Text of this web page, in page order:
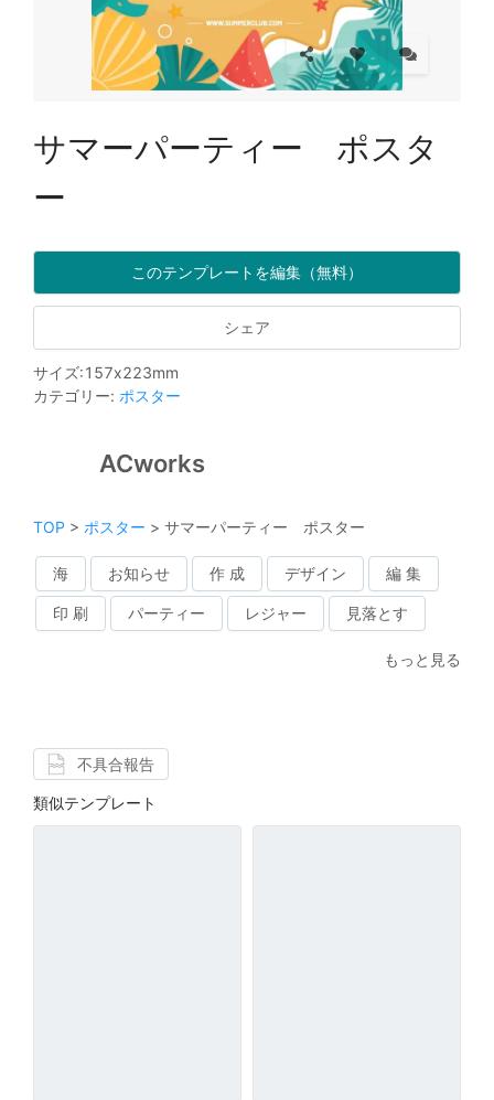
サマーパーティー ポスタ
ー
このテンプレートを編集（無料）
シェア
サイズ:157x223mm
カテゴリー: ポスター
ACworks
TOP > ポスター > サマーパーティー ポスター
海 お知らせ 作 成 デザイン 編 集
印 刷 パーティー レジャー 見落とす
もっと見る
不具合報告
類似テンプレート